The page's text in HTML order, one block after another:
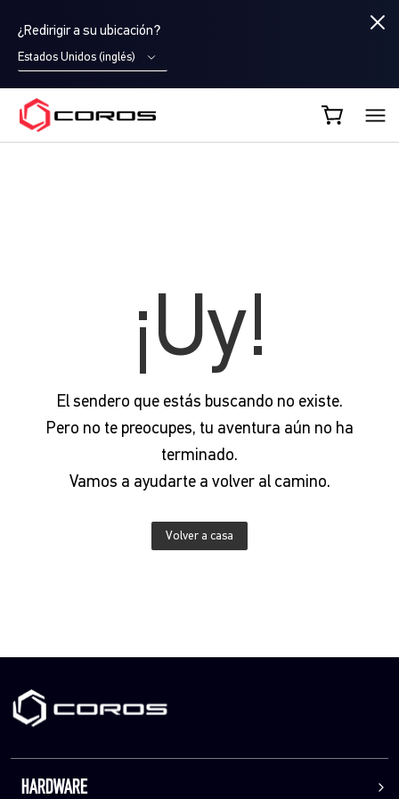
¿Redirigir a su ubicación?
Estados Unidos (inglés)
COROS ES
¡Uy!
El sendero que estás buscando no existe.
Pero no te preocupes, tu aventura aún no ha
terminado.
Vamos a ayudarte a volver al camino.
Volver a casa
HARDWARE